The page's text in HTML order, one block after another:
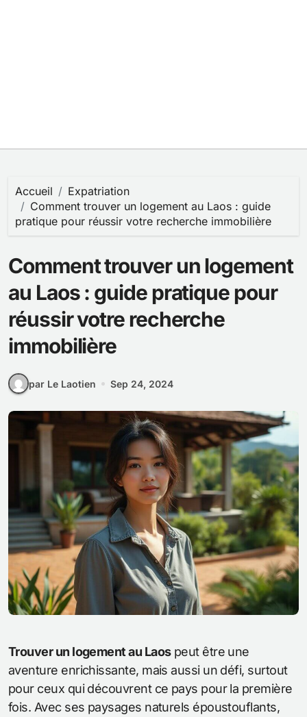
Accueil
Expatriation
Comment trouver un logement au Laos : guide
pratique pour réussir votre recherche immobilière
Comment trouver un logement
au Laos : guide pratique pour
réussir votre recherche
immobilière
par Le Laotien Sep 24, 2024
Trouver un logement au Laospeut être une
aventure enrichissante, mais aussi un défi, surtout
pour ceux qui découvrent ce pays pour la première
fois. Avec ses paysages naturels époustouflants,